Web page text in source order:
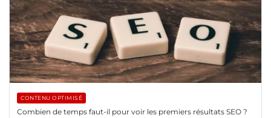
CONTENU OPTIMISÉ
Combien de temps faut-il pour voir les premiers résultats SEO ?